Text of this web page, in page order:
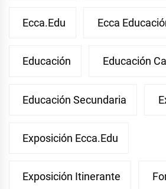
Ecca.edu Ecca
Educación Educación
Educación Secundaria
Exposición Ecca.edu
Exposición Itinerante